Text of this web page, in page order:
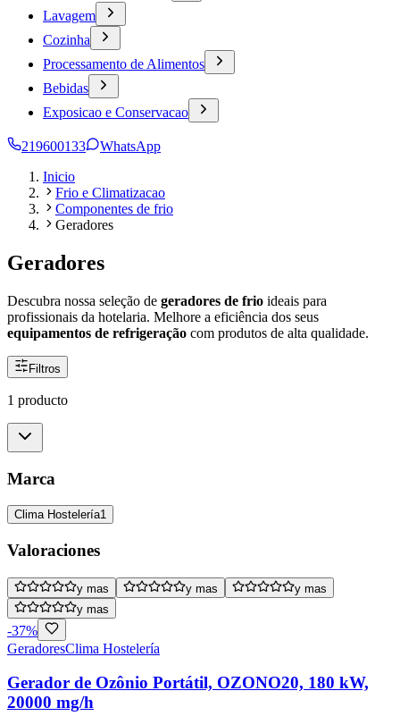
Lavagem
Cozinha
Processamento de Alimentos
Bebidas
Exposicao e Conservacao
219600133
WhatsApp
Inicio
Frio e Climatizacao
Componentes de frio
Geradores
Geradores
Descubra nossa seleção de geradores de frio ideais para
profissionais da hotelaria. Melhore a eficiência dos seus
equipamentos de refrigeração com produtos de alta qualidade.
Filtros
1 producto
Marca
Clima Hostelería1
Valoraciones
y mas y mas
y mas
y mas
-37%
GeradoresClima Hostelería
Gerador de Ozônio Portátil, OZONO20, 180 kW,
20000 mg/h